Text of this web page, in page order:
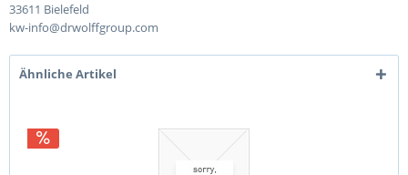
33611 Bielefeld
kw-info@drwolffgroup.com
Ähnliche Artikel